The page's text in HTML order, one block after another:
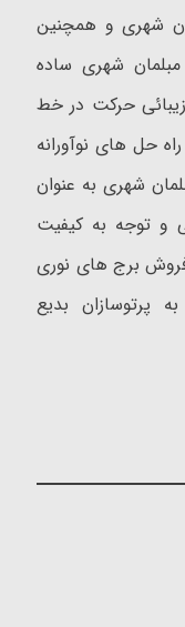
شهری و همچنین
شهری ساده
حرکت در خط
حل های نوآورانه
شهری به عنوان
و توجه به کیفیت
فروش برج های نوری
پرتوسازان بدیع